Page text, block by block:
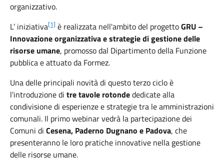
organizzativo.
L’ iniziativa[1] è realizzata nell'ambito del progettoGRU –
Innovazione organizzativa e strategie di gestione delle
risorse umane, promosso dal Dipartimento della Funzione
pubblica e attuato da Formez.
Una delle principali novità di questo terzo ciclo è
l'introduzione di tre tavole rotondededicate alla
condivisione di esperienze e strategie tra le amministrazioni
comunali. Il primo webinar vedrà la partecipazione dei
Comuni di Cesena, Paderno Dugnano e Padova, che
presenteranno le loro pratiche innovative nella gestione
delle risorse umane.